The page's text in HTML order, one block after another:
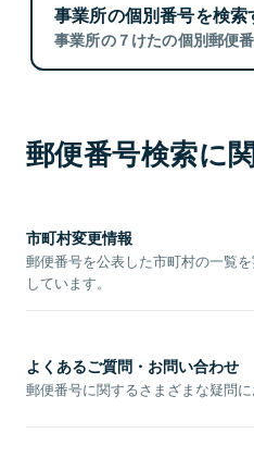
事業所の個別番号を検索
事業所の７けたの個別郵便
郵便番号検索に
市町村変更情報
郵便番号を公表した市町村の一覧
しています。
よくあるご質問・お問い合わせ
郵便番号に関するさまざまな疑問に